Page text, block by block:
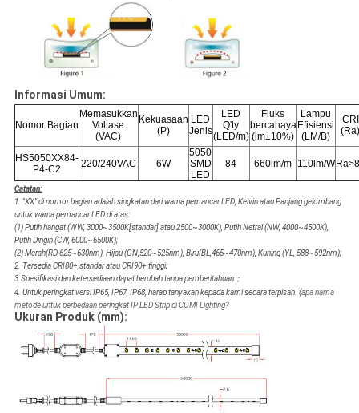
Informasi Umum:
Nomor Bagian
Memasukkan
Voltase
(VAC)
Kekuasaan
(P)
LED
Jenis
LED
Q'ty
(LED/m)
Fluks
bercahaya
(lm±10%)
Lampu
Efisiensi
(LM/B)
CRI
HS5050XX84-
P4-C2
220/240VAC 6W
5050
SMD
LED
84 660lm/m 110lm/W
Catatan:
1. "XX" di nomor bagian adalah singkatan dari warna pemancar LED, Kelvin atau Panjang gelombang
untuk warna pemancar LED di atas:
(1) Putih hangat (WW, 3000~3500K[standar] atau 2500~3000K), Putih Netral (NW, 4000~4500K),
Putih Dingin (CW, 6000~6500K);
(2) Merah(RD,625~630nm), Hijau (GN,520~525nm), Biru(BL,465~470nm), Kuning (YL, 588~592nm);
2. Tersedia CRI80+ standar atau CRI90+ tinggi;
3.Spesifikasi dan ketersediaan dapat berubah tanpa pemberitahuan；
4. Untuk peringkat versi IP65, IP67, IP68, harap tanyakan kepada kami secara terpisah. (apa nama
metode untuk perbedaan peringkat IP LED Strip di COMI Lighting?
Ukuran Produk (mm):